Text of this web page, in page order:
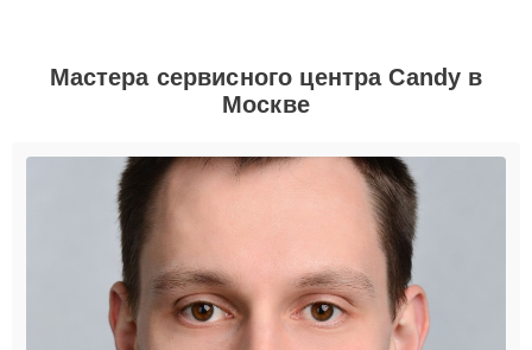
Мастера сервисного центра Candy в
Москве